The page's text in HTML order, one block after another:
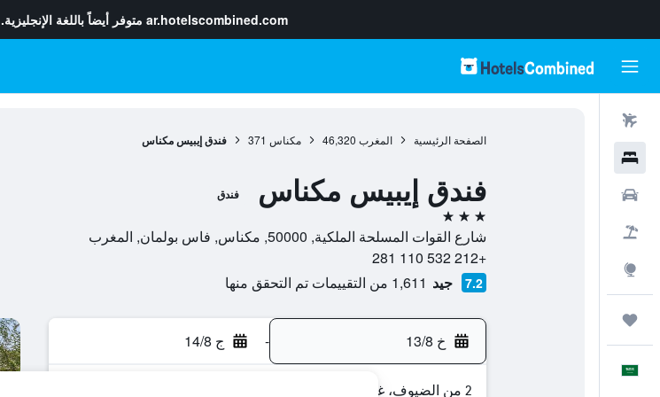
ar.hotelscombined.com متوفر أيضاً باللغة الإنجليزية.
الصفحة الرئيسية المغرب 46,320 مكناس 371 فندق إيبيس مكناس
فندق إيبيس مكناس فندق
3 نجوم
شارع القوات المسلحة الملكية, 50000, مكناس, فاس بولمان, المغرب
+212 532 110 281
7.2 جيد 1,611 من التقييمات تم التحقق منها
خ 13/8 - ج 14/8
2 من الضيوف، غرفة واحدة